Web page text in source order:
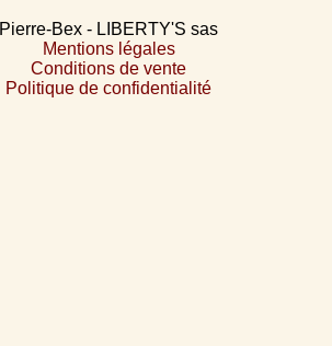
Pierre-Bex - LIBERTY'S sas
Mentions légales
Conditions de vente
Politique de confidentialité